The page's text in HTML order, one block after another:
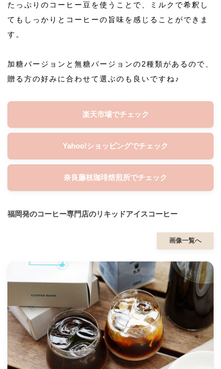
たっぷりのコーヒー豆を使うことで、ミルクで希釈し
てもしっかりとコーヒーの旨味を感じることができま
す。
加糖バージョンと無糖バージョンの2種類があるので、
贈る方の好みに合わせて選ぶのも良いですね♪
楽天市場でチェック
Yahoo!ショッピングでチェック
奈良藤枝珈琲焙煎所でチェック
福岡発のコーヒー専門店のリキッドアイスコーヒー
画像一覧へ